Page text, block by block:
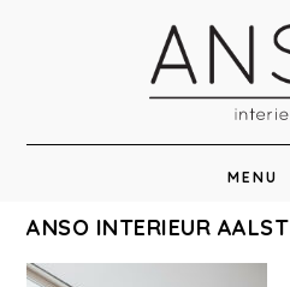
MENU
ANSO INTERIEUR AALST